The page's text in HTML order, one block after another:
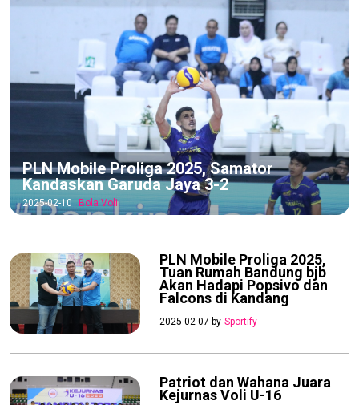
PLN Mobile Proliga 2025, Samator
Kandaskan Garuda Jaya 3-2
2025-02-10 Bola Voli
PLN Mobile Proliga 2025,
Tuan Rumah Bandung bjb
Akan Hadapi Popsivo dan
Falcons di Kandang
2025-02-07 by Sportify
Patriot dan Wahana Juara
Kejurnas Voli U-16